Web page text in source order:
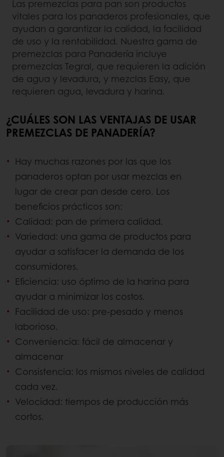
Las premezclas para pan son productos
vitales para los panaderos profesionales, que
ayudan a garantizar la calidad, la facilidad
de uso y la rentabilidad. Nuestra gama de
premezclas para Panadería incluye
premezclas Tegral, que requieren la adición
de agua y levadura, y mezclas Easy, que
requieren agua, levadura y harina.
¿CUÁLES SON LAS VENTAJAS DE USAR
PREMEZCLAS DE PANADERÍA?
Hay muchas razones por las que los
panaderos optan por usar mezclas en
lugar de crear pan desde cero. Los
beneficios prácticos son:
Calidad: pan de primera calidad.
Variedad: una gama de productos para
ayudar a satisfacer la demanda de los
consumidores.
Eficiencia: uso óptimo de la harina para
ayudar a minimizar los costos.
Facilidad de uso: pre-pesado y menos
laborioso.
Conveniencia: fácil de almacenar y
almacenar
Consistencia: los mismos niveles de calidad
cada vez.
Velocidad: tiempos de producción más
cortos.